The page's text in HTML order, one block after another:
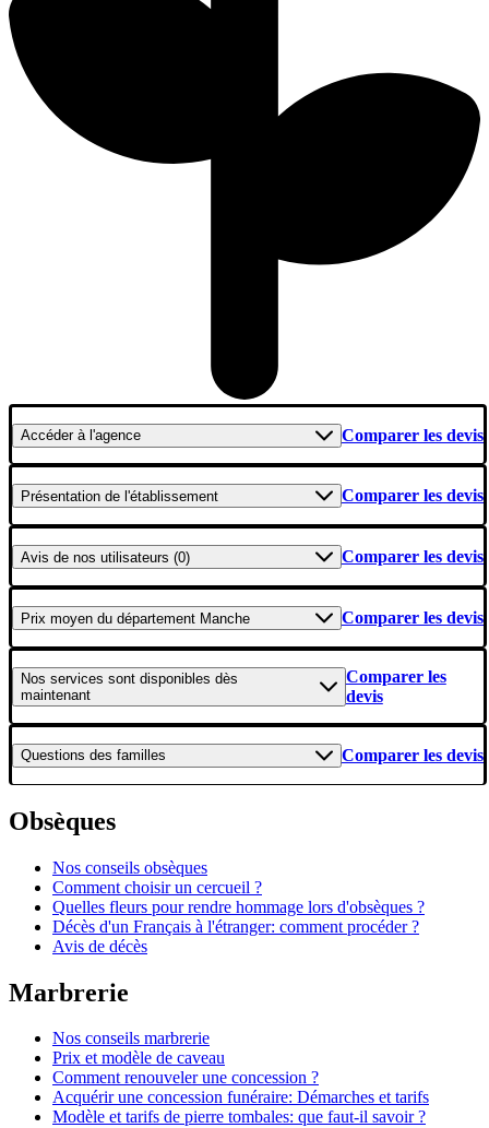
Accéderà l'agence Comparer les devis
Présentation de l'établissement Comparer les devis
Avis de nos utilisateurs (0) Comparer les devis
Prix moyen du département Manche Comparer les devis
Nos services sont disponibles dès
maintenant
Comparer les
devis
Questions des familles Comparer les devis
Obsèques
Nos conseils obsèques
Comment choisir un cercueil ?
Quelles fleurs pour rendre hommage lors d'obsèques ?
Décès d'un Français à l'étranger: comment procéder ?
Avis de décès
Marbrerie
Nos conseils marbrerie
Prix et modèle de caveau
Comment renouveler une concession ?
Acquérir une concession funéraire: Démarches et tarifs
Modèle et tarifs de pierre tombales: que faut-il savoir ?